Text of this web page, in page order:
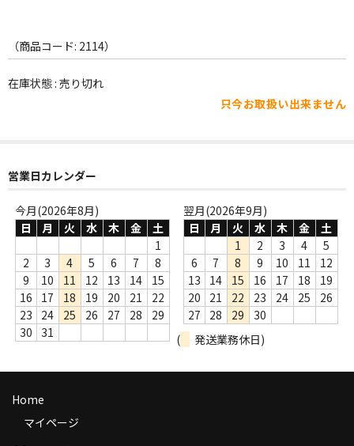
WORLD
その他
Webのみ no.2
Webのみ no.3
Webのみ no.4
売り切れ
商品の発送
（商品コード: 2114）
在庫状態 : 売り切れ
只今お取扱い出来ません
営業日カレンダー
今月(2026年8月)
日
月 火 水 木 金
土
1
2
3 4 5 6 7
8
9
10 11 12 13 14
15
16
17 18 19 20 21
22
23
24 25 26 27 28
29
30
31
翌月(2026年9月)
日
月 火 水 木 金
土
1
2 3 4
5
6
7 8 9 10 11
12
13
14 15 16 17 18
19
20
21 22 23 24 25
26
27
28 29
30
(
発送業務休日)
Home
マイページ